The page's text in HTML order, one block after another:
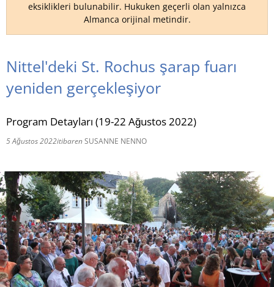
UK
eksiklikleri bulunabilir. Hukuken geçerli olan yalnızca
Almanca orijinal metindir.
Nittel'deki St. Rochus şarap fuarı
yeniden gerçekleşiyor
Program Detayları (19-22 Ağustos 2022)
5 Ağustos 2022itibarenSUSANNE NENNO